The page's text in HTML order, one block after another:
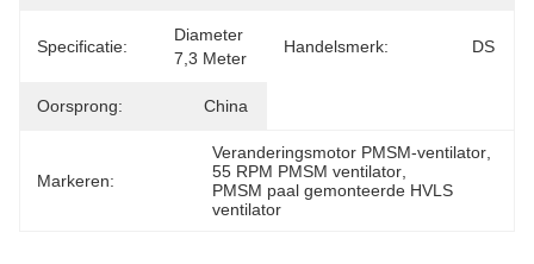
Specificatie:
Diameter
7,3 Meter
Handelsmerk: DS
Oorsprong: China
Markeren:
Veranderingsmotor PMSM-ventilator
55 RPM PMSM ventilator
PMSM paal gemonteerde HVLS
ventilator